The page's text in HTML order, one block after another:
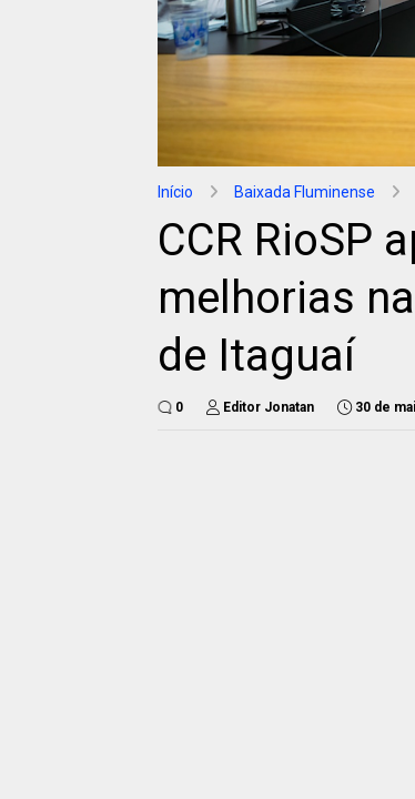
Início Baixada Fluminense
CCR RioSP
melhorias
de Itaguaí
0 Editor Jonatan 30 de